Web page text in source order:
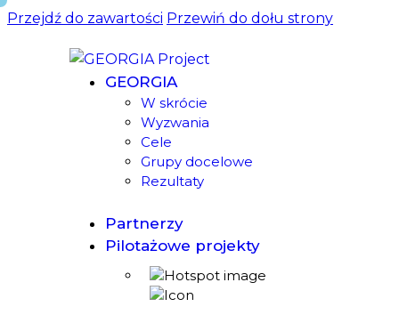
Przejdź do zawartości Przewiń do dołu strony
GEORGIA
W skrócie
Wyzwania
Cele
Grupy docelowe
Rezultaty
Partnerzy
Pilotażowe projekty